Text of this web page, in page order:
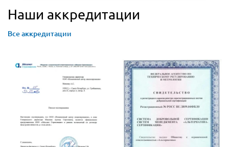
Наши аккредитации
Все аккредитации